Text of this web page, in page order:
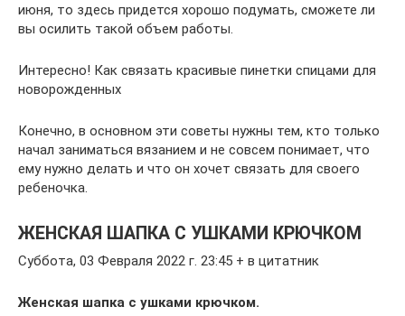
июня, то здесь придется хорошо подумать, сможете ли
вы осилить такой объем работы.
Интересно! Как связать красивые пинетки спицами для
новорожденных
Конечно, в основном эти советы нужны тем, кто только
начал заниматься вязанием и не совсем понимает, что
ему нужно делать и что он хочет связать для своего
ребеночка.
ЖЕНСКАЯ ШАПКА С УШКАМИ КРЮЧКОМ
Суббота, 03 Февраля 2022 г. 23:45 + в цитатник
Женская шапка с ушками крючком.